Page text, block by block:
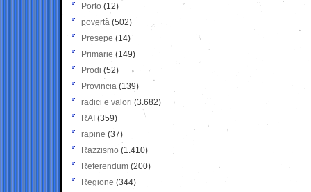
Porto (12)
povertà (502)
Presepe (14)
Primarie (149)
Prodi (52)
Provincia (139)
radici e valori (3.682)
RAI (359)
rapine (37)
Razzismo (1.410)
Referendum (200)
Regione (344)